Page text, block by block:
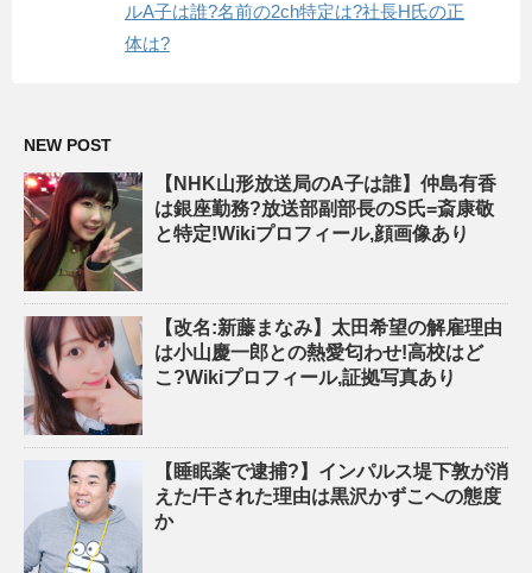
ルA子は誰?名前の2ch特定は?社長H氏の正
体は?
NEW POST
【NHK山形放送局のA子は誰】仲島有香
は銀座勤務?放送部副部長のS氏=斎康敬
と特定!Wikiプロフィール,顔画像あり
【改名:新藤まなみ】太田希望の解雇理由
は小山慶一郎との熱愛匂わせ!高校はど
こ?Wikiプロフィール,証拠写真あり
【睡眠薬で逮捕?】インパルス堤下敦が消
えた/干された理由は黒沢かずこへの態度
か